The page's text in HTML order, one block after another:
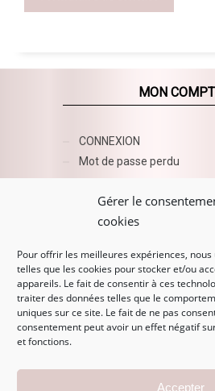
Gérer le
cookies
Pour offrir les meilleures expériences,
telles que les cookies pour stocker et/ou
appareils. Le fait de consentir à ces
traiter des données telles que le
uniques sur ce site. Le fait de ne pas
consentement peut avoir un effet négatif
et fonctions.
Accepter
MON
CONNEXION
Mot de passe perdu
AZUR BEAUTY